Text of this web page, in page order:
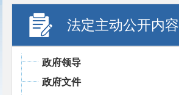
法定主动公开内容
政府领导
政府文件